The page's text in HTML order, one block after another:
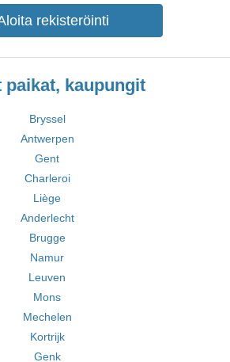
rekisteröinti
paikat, kaupungit
Bryssel
Antwerpen
Gent
Charleroi
Liège
Anderlecht
Brugge
Namur
Leuven
Mons
Mechelen
Kortrijk
Genk